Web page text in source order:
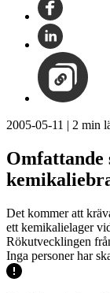
2005-05-11 | 2 min
Omfattande
Det kommer att
ett kemikalielager
Rökutvecklingen
Inga personer har